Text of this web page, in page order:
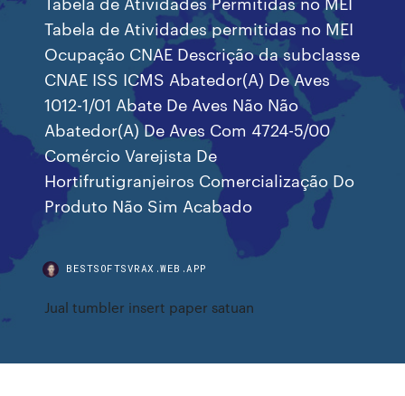
Tabela de Atividades permitidas no MEI
Ocupação CNAE Descrição da subclasse
CNAE ISS ICMS Abatedor(A) De Aves
1012-1/01 Abate De Aves Não Não
Abatedor(A) De Aves Com 4724-5/00
Comércio Varejista De
Hortifrutigranjeiros Comercialização Do
Produto Não Sim Acabado
BESTSOFTSVRAX.WEB.APP
Jual tumbler insert paper satuan